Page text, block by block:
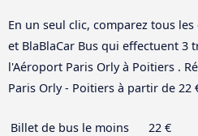
En un seul clic, comparez tous
et BlaBlaCar Bus qui effectuent 3
l'Aéroport Paris Orly à Poitiers .
Paris Orly - Poitiers à partir de 22
Billet de bus le moins
22 €